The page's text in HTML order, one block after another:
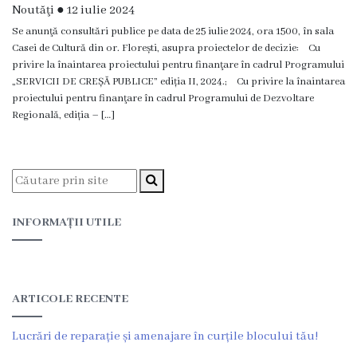
Proiecte
investiționale
Proiecte
în
Proiecte
prioritare
Noutăţi ● 12 iulie 2024
Se anunţă consultări publice pe data de 25 iulie 2024, ora 1500, în sala
Casei de Cultură din or. Florești, asupra proiectelor de decizie: Cu
privire la înaintarea proiectului pentru finanţare în cadrul Programului
„SERVICII DE CREȘĂ PUBLICE” ediția II, 2024.; Cu privire la înaintarea
proiectului pentru finanţare în cadrul Programului de Dezvoltare
Regională, ediția – […]
INFORMAȚII UTILE
ARTICOLE RECENTE
Lucrări de reparație și amenajare în curțile blocului tău!